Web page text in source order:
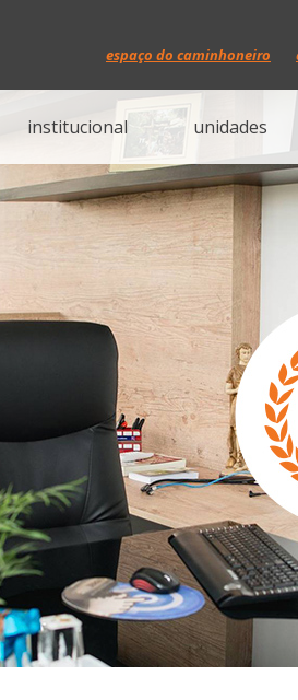
espaço do caminhoneiro
institucional unidades